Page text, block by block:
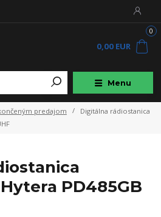
Menu
0
0,00 EUR
predajom
Digitálna rádiostanica
PD485GB